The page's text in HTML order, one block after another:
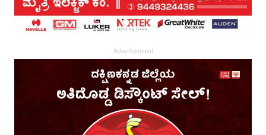
Advertisement